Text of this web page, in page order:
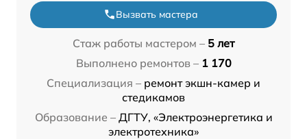
Вызвать мастера
Стаж работы мастером – 5 лет
Выполнено ремонтов – 1 170
Специализация – ремонт экшн-камер и
стедикамов
Образование – ДГТУ, «Электроэнергетика и
электротехника»